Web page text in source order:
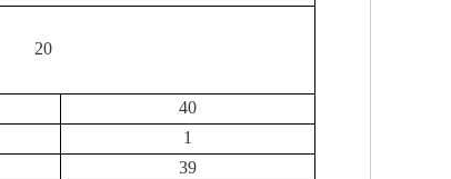
20
40
1
39